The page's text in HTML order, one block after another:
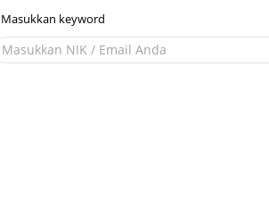
Masukkan keyword